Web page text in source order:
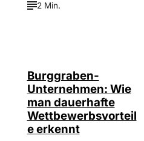
2 Min.
Burggraben-
Unternehmen: Wie
man dauerhafte
Wettbewerbsvorteil
e erkennt